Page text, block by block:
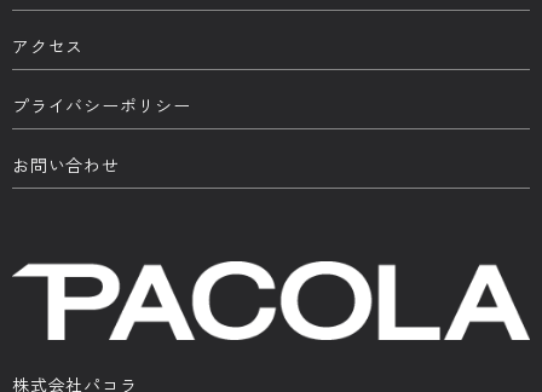
株式会社パコラ
アクセス
プライバシーポリシー
お問い合わせ